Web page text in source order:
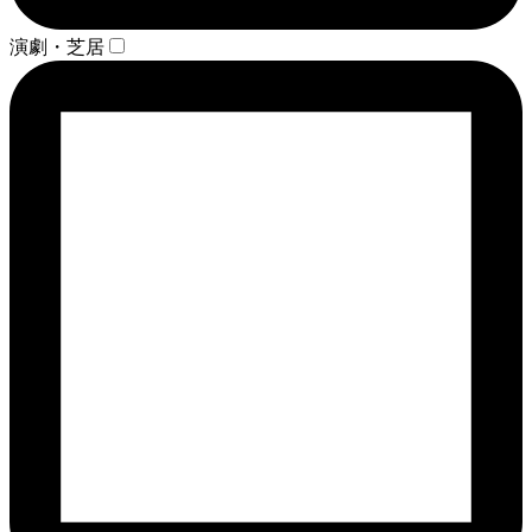
演劇・芝居